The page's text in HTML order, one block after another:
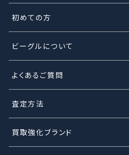
初めての方
ビーグルについて
よくあるご質問
査定方法
買取強化ブランド